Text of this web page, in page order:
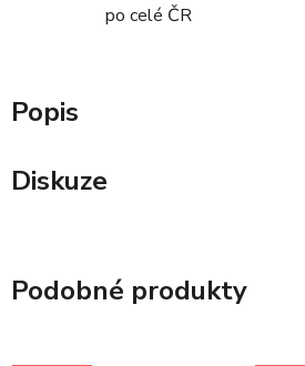
po celé ČR
Popis
Diskuze
Podobné produkty